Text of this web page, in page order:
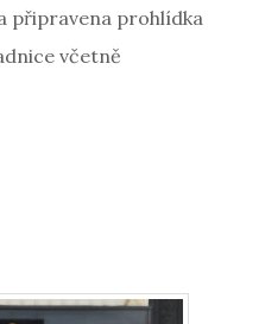
připravena prohlídka
včetně